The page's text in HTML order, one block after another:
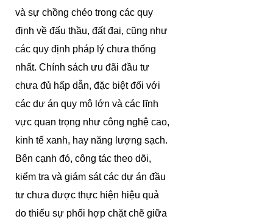
và sự chồng chéo trong các quy
định về đấu thầu, đất đai, cũng như
các quy định pháp lý chưa thống
nhất. Chính sách ưu đãi đầu tư
chưa đủ hấp dẫn, đặc biệt đối với
các dự án quy mô lớn và các lĩnh
vực quan trọng như công nghệ cao,
kinh tế xanh, hay năng lượng sạch.
Bên cạnh đó, công tác theo dõi,
kiểm tra và giám sát các dự án đầu
tư chưa được thực hiện hiệu quả
do thiếu sự phối hợp chặt chẽ giữa